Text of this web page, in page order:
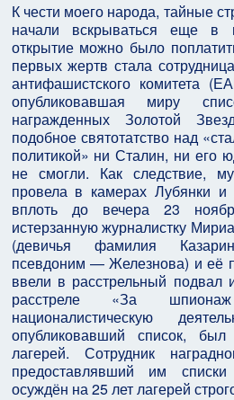
К чести моего народа, тайные
начали вскрываться еще в
открытие можно было
первых жертв стала
антифашистского комитета
опубликовавшая миру
награжденных Золотой
подобное святотатство над
политикой» ни Сталин, ни его
не смогли. Как следствие,
провела в камерах Лубянки
вплоть до вечера 23
истерзанную журналистку
(девичья фамилия
псевдоним — Железнова) и её
ввели в расстрельный подвал
расстреле «За
националистическую
опубликовавший список,
лагерей. Сотрудник
предоставлявший им
осуждён на 25 лет лагерей